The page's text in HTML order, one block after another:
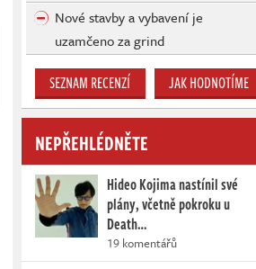
Nové stavby a vybavení je
uzamčeno za grind
SEZNAM RECENZÍ JAK HODNOTÍME
NEPŘEHLÉDNĚTE
Hideo Kojima nastínil své
plány, včetně pokroku u
Death…
19 komentářů